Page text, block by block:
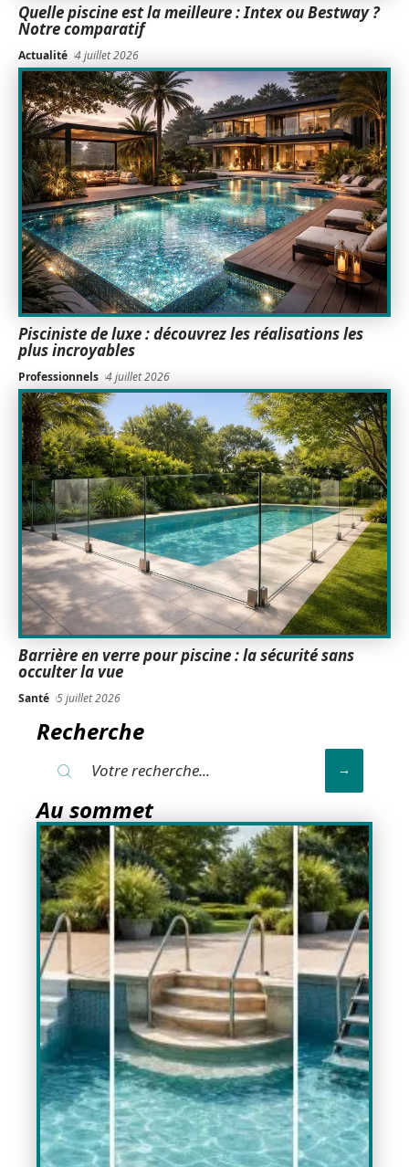
Quelle piscine est la meilleure : Intex ou Bestway ?
Notre comparatif
Actualité 4 juillet 2026
Pisciniste de luxe : découvrez les réalisations les
plus incroyables
Professionnels 4 juillet 2026
Barrière en verre pour piscine : la sécurité sans
occulter la vue
Santé 5 juillet 2026
Recherche
Au sommet